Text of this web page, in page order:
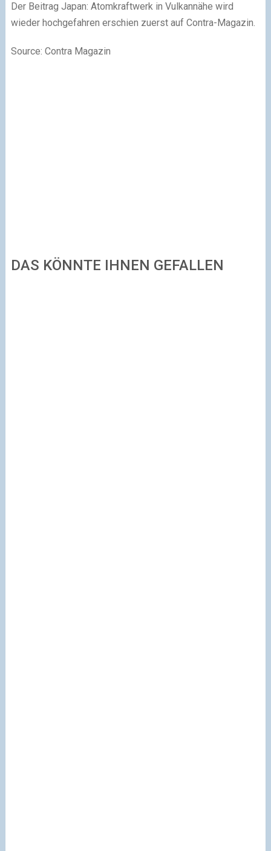
Der Beitrag Japan: Atomkraftwerk in Vulkannähe wird
wieder hochgefahren erschien zuerst auf Contra-Magazin.
Source: Contra Magazin
DAS KÖNNTE IHNEN GEFALLEN